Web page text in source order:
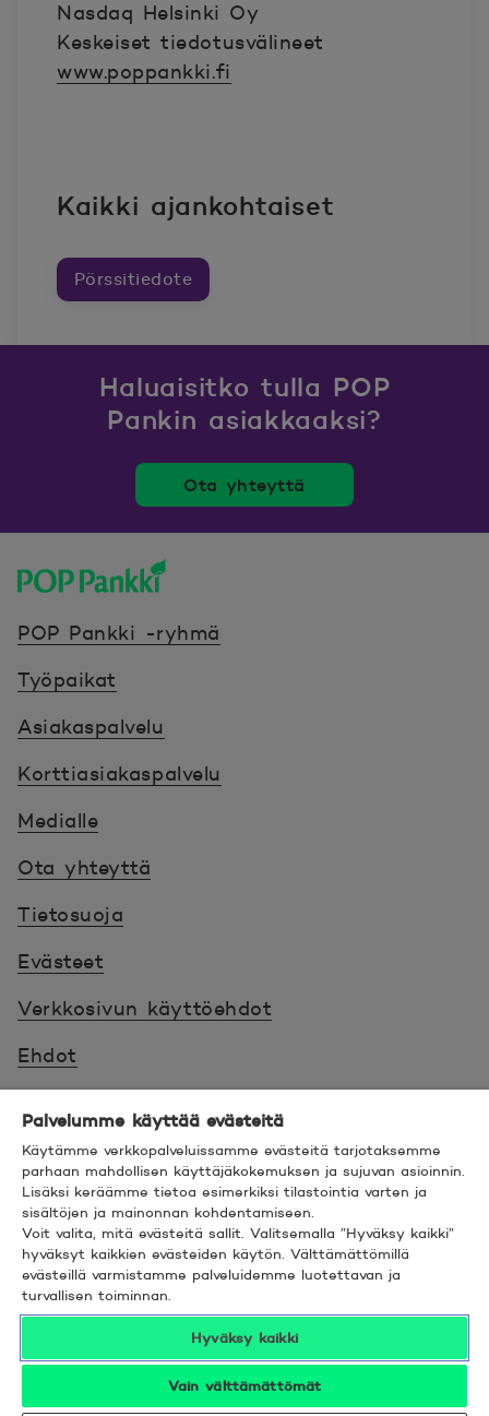
Nasdaq Helsinki Oy
Keskeiset tiedotusvälineet
www.poppankki.fi
Kaikki ajankohtaiset
Pörssitiedote
Haluaisitko tulla POP
Pankin asiakkaaksi?
Ota yhteyttä
POP Pankki -ryhmä
Työpaikat
Asiakaspalvelu
Korttiasiakaspalvelu
Medialle
Ota yhteyttä
Tietosuoja
Evästeet
Verkkosivun käyttöehdot
Ehdot
Saavutettavuus
Hyödyllistä tietää
© 2026 POP Pankki,Hevosenkenkä 3, 02600
ESPOO
Palvelumme käyttää evästeitä
Käytämme verkkopalveluissamme evästeitä tarjotaksemme
parhaan mahdollisen käyttäjäkokemuksen ja sujuvan asioinnin.
Lisäksi keräämme tietoa esimerkiksi tilastointia varten ja
sisältöjen ja mainonnan kohdentamiseen.
Voit valita, mitä evästeitä sallit. Valitsemalla ”Hyväksy kaikki”
hyväksyt kaikkien evästeiden käytön. Välttämättömillä
evästeillä varmistamme palveluidemme luotettavan ja
turvallisen toiminnan.
Hyväksy kaikki
Vain välttämättömät